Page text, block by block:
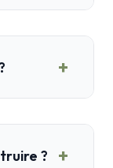
+
? +